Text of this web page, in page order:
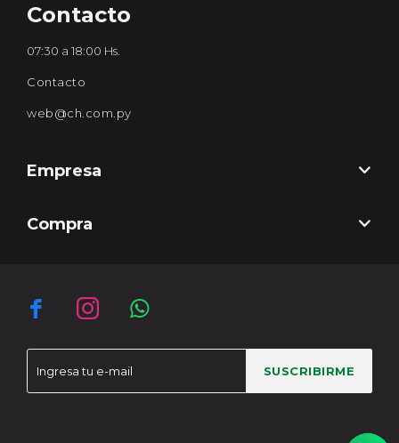
  
SUSCRIBIRME
Contacto
07:30 a 18:00 Hs.
Contacto
web@ch.com.py
Empresa
Compra